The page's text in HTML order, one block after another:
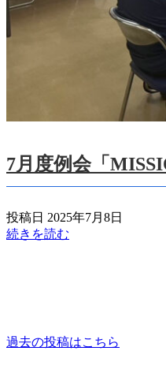
7月度例会「
投稿日 2025年7月8日
続きを読む
過去の投稿はこちら